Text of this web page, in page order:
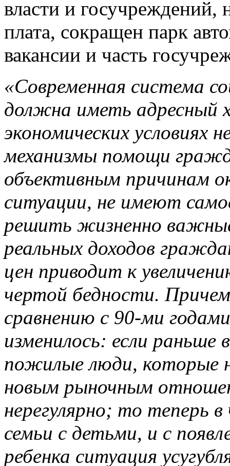
власти и госучреждений,
плата, сокращен парк
вакансии и часть
«Современная система
должна иметь адресный
экономических условиях
механизмы помощи
объективным причинам
ситуации, не имеют
решить жизненно
реальных доходов
цен приводит к
чертой бедности.
сравнению с 90-ми
изменилось: если раньше
пожилые люди, которые
новым рыночным
нерегулярно; то теперь
семьи с детьми, и с
ребенка ситуация